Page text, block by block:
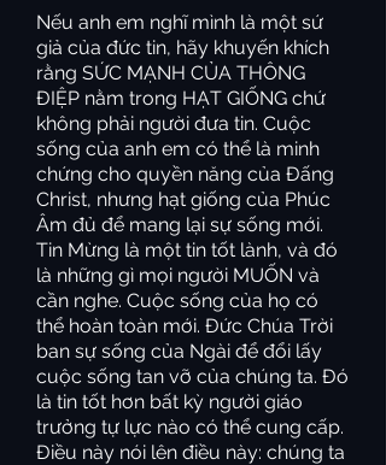
Nếu anh em nghĩ mình là một sứ
giả của đức tin, hãy khuyến khích
rằng SỨC MẠNH CỦA THÔNG
ĐIỆP nằm trong HẠT GIỐNG chứ
không phải người đưa tin. Cuộc
sống của anh em có thể là minh
chứng cho quyền năng của Đấng
Christ, nhưng hạt giống của Phúc
Âm đủ để mang lại sự sống mới.
Tin Mừng là một tin tốt lành, và đó
là những gì mọi người MUỐN và
cần nghe. Cuộc sống của họ có
thể hoàn toàn mới. Đức Chúa Trời
ban sự sống của Ngài để đổi lấy
cuộc sống tan vỡ của chúng ta. Đó
là tin tốt hơn bất kỳ người giáo
trưởng tự lực nào có thể cung cấp.
Điều này nói lên điều này: chúng ta